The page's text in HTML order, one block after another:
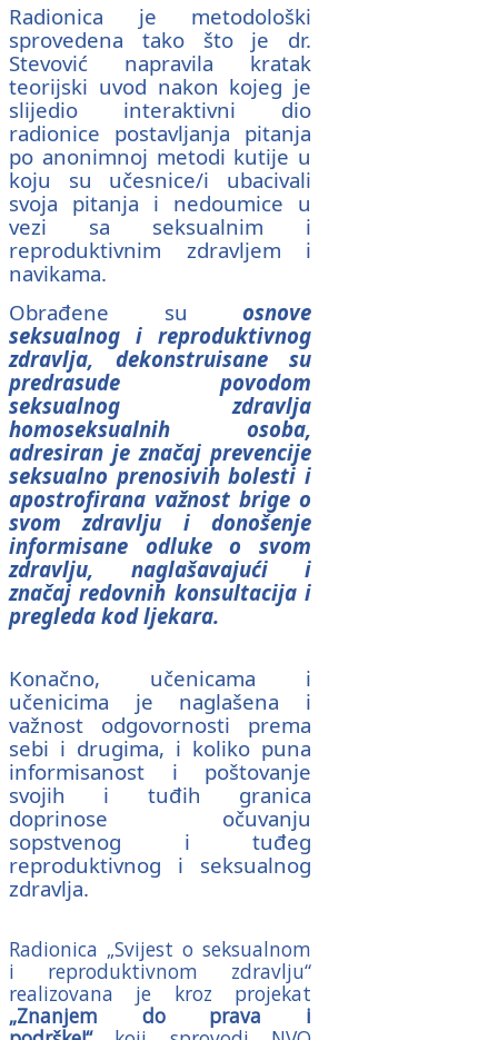
Radionica je metodološki
sprovedena tako što je dr.
Stevović napravila kratak
teorijski uvod nakon kojeg je
slijedio interaktivni dio
radionice postavljanja pitanja
po anonimnoj metodi kutije u
koju su učesnice/i ubacivali
svoja pitanja i nedoumice u
vezi sa seksualnim i
reproduktivnim zdravljem i
navikama.
Obrađene suosnove
seksualnog i reproduktivnog
zdravlja, dekonstruisane su
predrasude povodom
seksualnog zdravlja
homoseksualnih osoba,
adresiran je značaj prevencije
seksualno prenosivih bolesti i
apostrofirana važnost brige o
svom zdravlju i donošenje
informisane odluke o svom
zdravlju, naglašavajući i
značaj redovnih konsultacija i
pregleda kod ljekara.
Konačno, učenicama i
učenicima je naglašena i
važnost odgovornosti prema
sebi i drugima, i koliko puna
informisanost i poštovanje
svojih i tuđih granica
doprinose očuvanju
sopstvenog i tuđeg
reproduktivnog i seksualnog
zdravlja.
Radionica „Svijest o seksualnom
i reproduktivnom zdravlju“
realizovana je kroz projekat
„Znanjem do prava i